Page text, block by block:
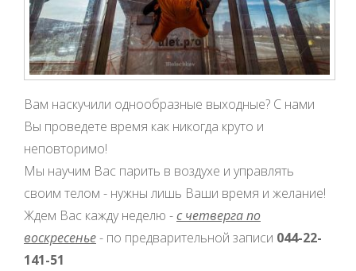
Вам наскучили однообразные выходные? С нами
Вы проведете время как никогда круто и
неповторимо!
Мы научим Вас парить в воздухе и управлять
своим телом - нужны лишь Ваши время и желание!
Ждем Вас кажду неделю -с четверга по
воскресенье- по предварительной записи 044-22-
141-51